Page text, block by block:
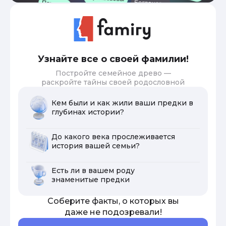
Узнайте все о своей фамилии!
Постройте семейное древо —
раскройте тайны своей родословной
Кем были и как жили ваши предки в
глубинах истории?
До какого века прослеживается
история вашей семьи?
Есть ли в вашем роду
знаменитые предки
Соберите факты, о которых вы
даже не подозревали!